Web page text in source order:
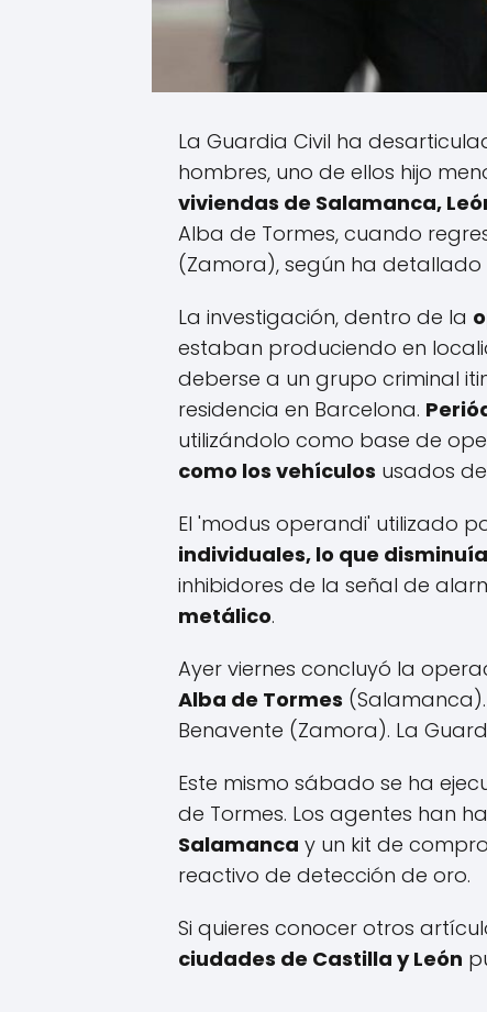
La Guardia Civil ha
hombres, uno de ellos hijo
viviendas de Salamanca,
Alba de Tormes, cuando
(Zamora), según ha
La investigación, dentro de la
estaban produciendo en
deberse a un grupo criminal
residencia en Barcelona.
utilizándolo como base de
como los vehículos usados
El 'modus operandi' utilizado
individuales, lo que
inhibidores de la señal de
metálico.
Ayer viernes concluyó la
Alba de Tormes
Benavente (Zamora). La
Este mismo sábado se ha
de Tormes. Los agentes han
Salamanca y un kit de
reactivo de detección de oro.
Si quieres conocer otros
ciudades de Castilla y León